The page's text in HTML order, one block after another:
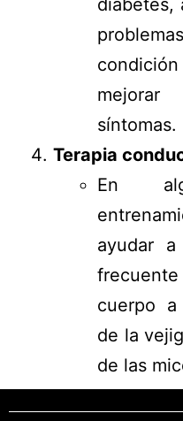
diabetes,
mejorar
síntomas.
Terapia
En
ayudar
cuerpo a
de la
de las